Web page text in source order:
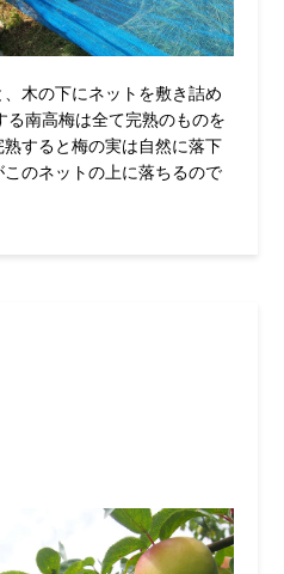
木の下にネットを敷き詰め
る南高梅は全て完熟のものを
すると梅の実は自然に落下
このネットの上に落ちるので